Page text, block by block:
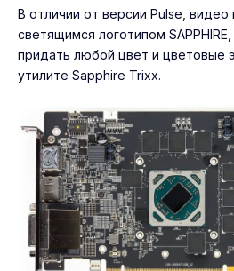
В отличии от версии Pulse, видео
светящимся логотипом
придать любой цвет и цветовые
утилите Sapphire Trixx.